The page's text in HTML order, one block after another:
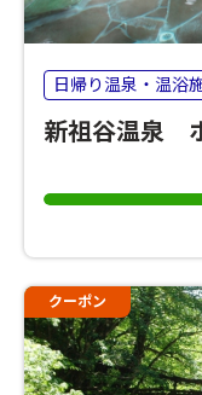
日帰り温泉・温浴
新祖谷温泉
クーポン